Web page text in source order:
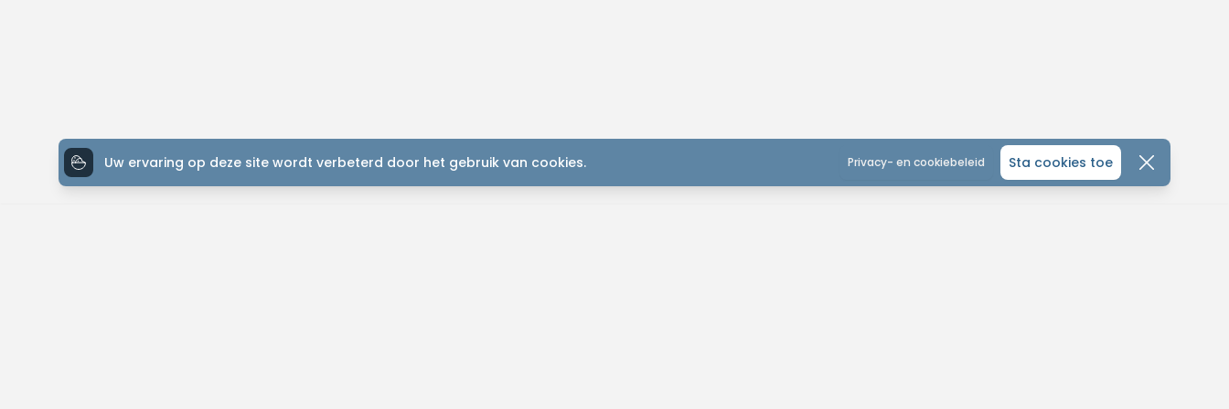
Uw ervaring op deze site wordt verbeterd door het gebruik van cookies. Sta cookies toe
Privacy- en cookiebeleid